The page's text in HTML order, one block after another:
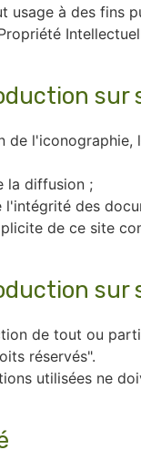
usage à des fins
sur
de
la diffusion ;
l'intégrité des
de ce site
de tout ou
réservés".
utilisées ne